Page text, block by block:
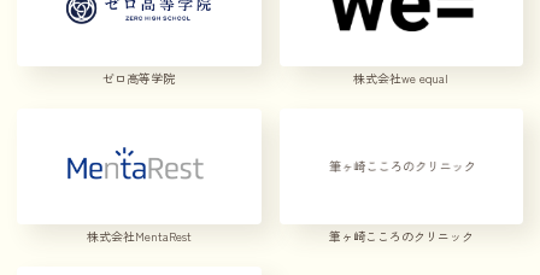
ゼロ高等学院 株式会社we equal
株式会社MentaRest 筆ヶ崎こころのクリニック